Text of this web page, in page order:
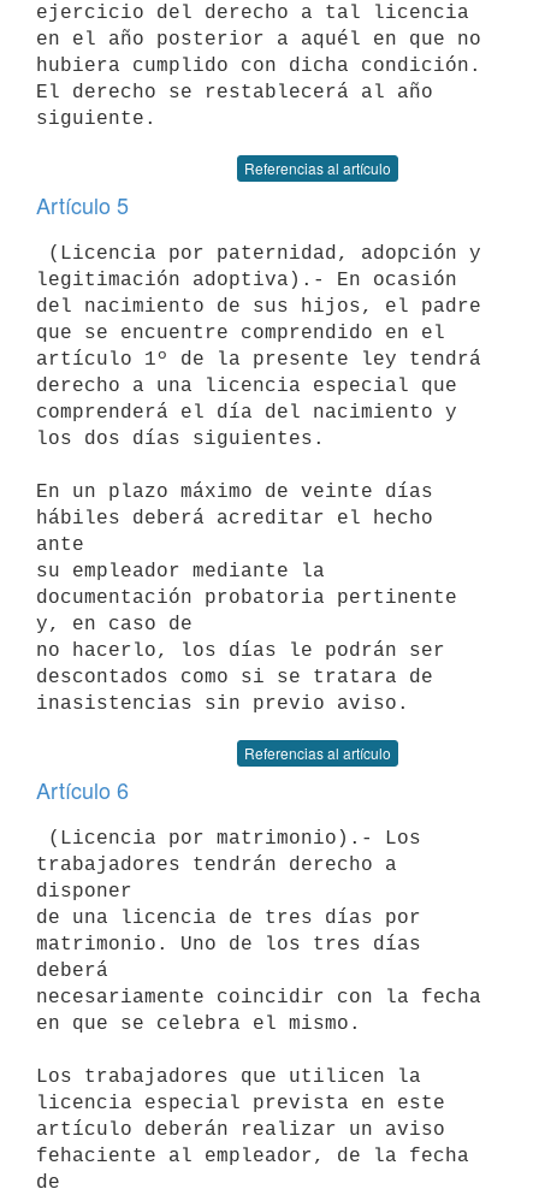
ejercicio del derecho a tal licencia
en el año posterior a aquél en que no
hubiera cumplido con dicha condición.
El derecho se restablecerá al año
Referencias al artículo
Artículo 5
legitimación adoptiva).- En ocasión
del nacimiento de sus hijos, el padre
que se encuentre comprendido en el
artículo 1º de la presente ley tendrá
derecho a una licencia especial que
comprenderá el día del nacimiento y
los dos días siguientes.
En un plazo máximo de veinte días
hábiles deberá acreditar el hecho
ante
su empleador mediante la
documentación probatoria pertinente
y, en caso de
no hacerlo, los días le podrán ser
descontados como si se tratara de
Referencias al artículo
Artículo 6
trabajadores tendrán derecho a
disponer
de una licencia de tres días por
matrimonio. Uno de los tres días
deberá
necesariamente coincidir con la fecha
en que se celebra el mismo.
Los trabajadores que utilicen la
licencia especial prevista en este
artículo deberán realizar un aviso
fehaciente al empleador, de la fecha
de